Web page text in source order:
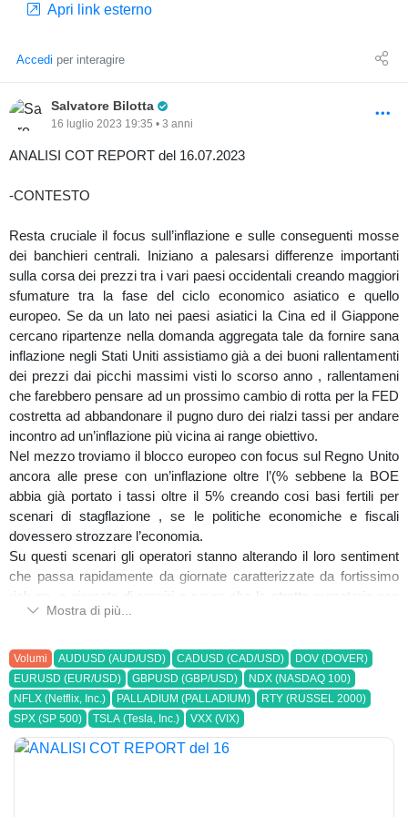
Apri link esterno
Accedi per interagire
Salvatore Bilotta
16 luglio 2023 19:35 • 3 anni
ANALISI COT REPORT del 16.07.2023
-CONTESTO
Resta cruciale il focus sull’inflazione e sulle conseguenti mosse
dei banchieri centrali. Iniziano a palesarsi differenze importanti
sulla corsa dei prezzi tra i vari paesi occidentali creando maggiori
sfumature tra la fase del ciclo economico asiatico e quello
europeo. Se da un lato nei paesi asiatici la Cina ed il Giappone
cercano ripartenze nella domanda aggregata tale da fornire sana
inflazione negli Stati Uniti assistiamo già a dei buoni rallentamenti
dei prezzi dai picchi massimi visti lo scorso anno , rallentameni
che farebbero pensare ad un prossimo cambio di rotta per la FED
costretta ad abbandonare il pugno duro dei rialzi tassi per andare
incontro ad un’inflazione più vicina ai range obiettivo.
Nel mezzo troviamo il blocco europeo con focus sul Regno Unito
ancora alle prese con un’inflazione oltre l’(% sebbene la BOE
abbia già portato i tassi oltre il 5% creando cosi basi fertili per
scenari di stagflazione , se le politiche economiche e fiscali
dovessero strozzare l’economia.
Su questi scenari gli operatori stanno alterando il loro sentiment
che passa rapidamente da giornate caratterizzate da fortissimo
risk on, a giornate di respiri e paura che la stretta monetaria non
sia finita il che fa risorgere il fantasma della recessione globale.
sull’inflazione in Canada e Regno Unito,per poi concludere con il
Giappone, il tutto si muoverà sul floor che le trimestrali USA
potranno dare agli operatori di mercati con i dati di colossi come
Tesla, J&J e Netflix
- FOREX:
Mostra di più...
Volumi AUDUSD (AUD/USD) CADUSD (CAD/USD)
DOV (DOVER)
EURUSD (EUR/USD)
GBPUSD (GBP/USD)
NDX (NASDAQ 100)
NFLX (Netflix, Inc.)
PALLADIUM (PALLADIUM)
RTY (RUSSEL 2000)
SPX (SP 500)
TSLA (Tesla, Inc.) VXX (VIX)